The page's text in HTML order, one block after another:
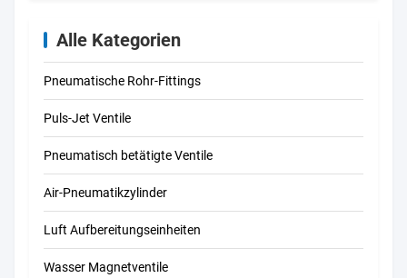
Alle Kategorien
Pneumatische Rohr-Fittings
Puls-Jet Ventile
Pneumatisch betätigte Ventile
Air-Pneumatikzylinder
Luft Aufbereitungseinheiten
Wasser Magnetventile